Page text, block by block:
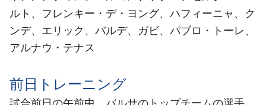
ルト、フレンキー・デ・ヨング、ハフィーニャ、ク
ンデ、エリック、バルデ、ガビ、パブロ・トーレ、
アルナウ・テナス
前日トレーニング